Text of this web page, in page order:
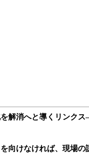
を解消へと導くリンク
向けなければ、現場